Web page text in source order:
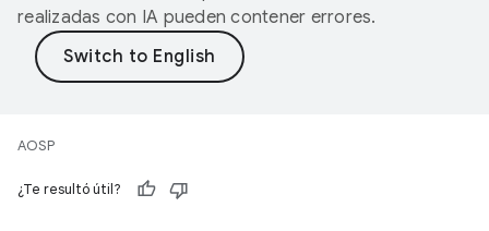
realizadas con IA pueden contener errores.
AOSP
¿Te resultó útil?